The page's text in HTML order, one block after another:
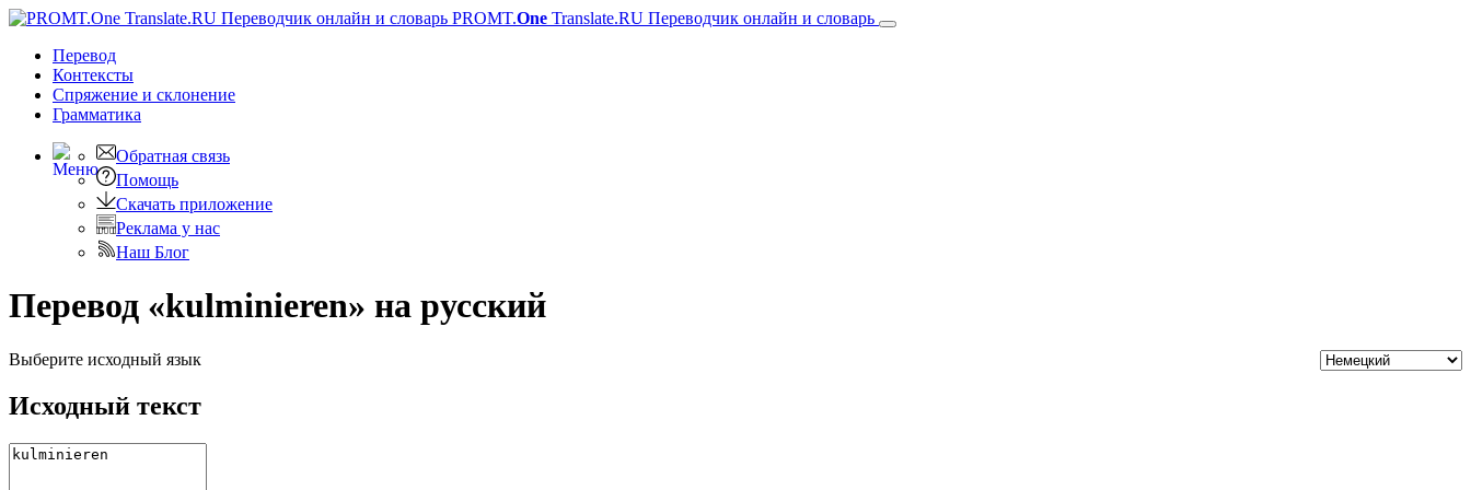
PROMT.One Translate.RU Переводчик онлайн и словарь
Перевод
Контексты
Спряжение и склонение
Грамматика
Обратная связь
Помощь
Скачать приложение
Реклама у нас
Наш Блог
Перевод «kulminieren» на русский
Выберите исходный язык
Исходный текст